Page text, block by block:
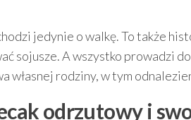
jedynie o walkę. To także
sojusze. A wszystko prowadzi
własnej rodziny, w tym
odrzutowy i